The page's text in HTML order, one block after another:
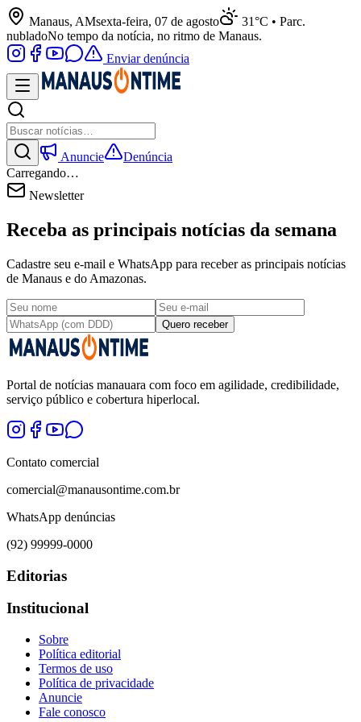
Manaus, AMsexta-feira, 07 de agosto
31°C • Parc.
nubladoNo tempo da notícia, no ritmo de Manaus.
Enviar denúncia
Anuncie
Denúncia
Carregando…
Newsletter
Receba as principais notícias da semana
Cadastre seu e-mail e WhatsApp para receber as principais notícias
de Manaus e do Amazonas.
Quero receber
Portal de notícias manauara com foco em agilidade, credibilidade,
serviço público e cobertura hiperlocal.
Contato comercial
comercial@manausontime.com.br
WhatsApp denúncias
(92) 99999-0000
Editorias
Institucional
Sobre
Política editorial
Termos de uso
Política de privacidade
Anuncie
Fale conosco